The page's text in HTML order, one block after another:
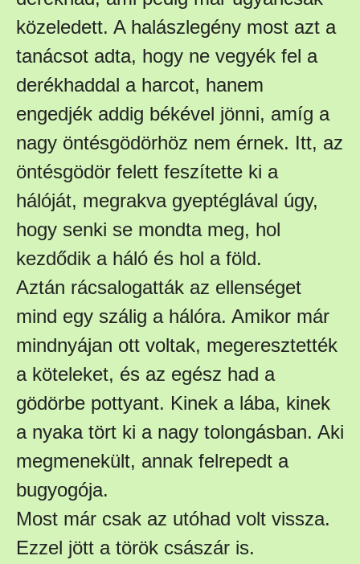
közeledett. A halászlegény most azt a
tanácsot adta, hogy ne vegyék fel a
derékhaddal a harcot, hanem
engedjék addig békével jönni, amíg a
nagy öntésgödörhöz nem érnek. Itt, az
öntésgödör felett feszítette ki a
hálóját, megrakva gyeptéglával úgy,
hogy senki se mondta meg, hol
kezdődik a háló és hol a föld.
Aztán rácsalogatták az ellenséget
mind egy szálig a hálóra. Amikor már
mindnyájan ott voltak, megeresztették
a köteleket, és az egész had a
gödörbe pottyant. Kinek a lába, kinek
a nyaka tört ki a nagy tolongásban. Aki
megmenekült, annak felrepedt a
bugyogója.
Most már csak az utóhad volt vissza.
Ezzel jött a török császár is.